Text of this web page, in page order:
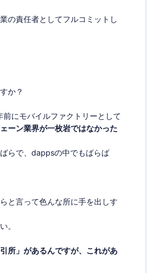
の責任者としてフルコミットし
か？
にモバイルファクトリーとして
ーン業界が一枚岩ではなかった
らで、dappsの中でもばらば
と言って色んな所に手を出しす
。
引所」があるんですが、これがあ